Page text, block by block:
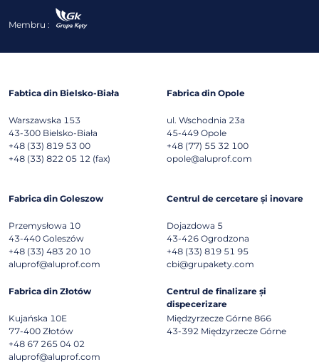
Membru :
Fabtica din Bielsko-Biała
Warszawska 153
43-300 Bielsko-Biała
+48 (33) 819 53 00
+48 (33) 822 05 12 (fax)
Fabrica din Opole
ul. Wschodnia 23a
45-449 Opole
+48 (77) 55 32 100
opole@aluprof.com
Fabrica din Goleszow
Przemysłowa 10
43-440 Goleszów
+48 (33) 483 20 10
aluprof@aluprof.com
Centrul de cercetare și inovare
Dojazdowa 5
43-426 Ogrodzona
+48 (33) 819 51 95
cbi@grupakety.com
Fabrica din Złotów
Kujańska 10E
77-400 Złotów
+48 67 265 04 02
aluprof@aluprof.com
Centrul de finalizare și
dispecerizare
Międzyrzecze Górne 866
43-392 Międzyrzecze Górne